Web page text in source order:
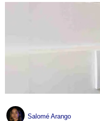
Salomé Arango